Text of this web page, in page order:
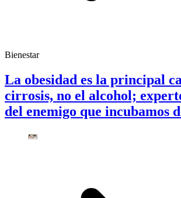
Bienestar
La obesidad es la principal
cirrosis, no el alcohol;
del enemigo que incubamos